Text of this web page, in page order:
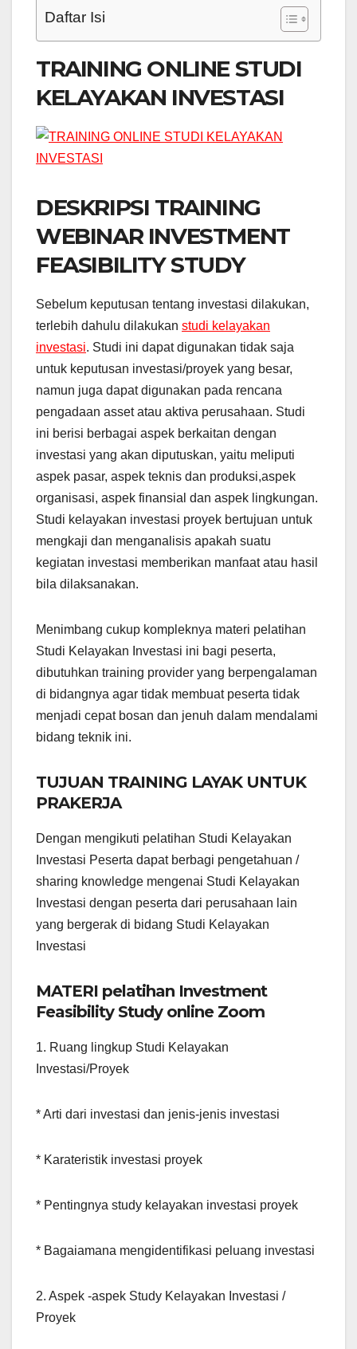
Daftar Isi
TRAINING ONLINE STUDI
KELAYAKAN INVESTASI
DESKRIPSI TRAINING
WEBINAR INVESTMENT
FEASIBILITY STUDY
Sebelum keputusan tentang investasi dilakukan,
terlebih dahulu dilakukan studi kelayakan
investasi. Studi ini dapat digunakan tidak saja
untuk keputusan investasi/proyek yang besar,
namun juga dapat digunakan pada rencana
pengadaan asset atau aktiva perusahaan. Studi
ini berisi berbagai aspek berkaitan dengan
investasi yang akan diputuskan, yaitu meliputi
aspek pasar, aspek teknis dan produksi,aspek
organisasi, aspek finansial dan aspek lingkungan.
Studi kelayakan investasi proyek bertujuan untuk
mengkaji dan menganalisis apakah suatu
kegiatan investasi memberikan manfaat atau hasil
bila dilaksanakan.
Menimbang cukup kompleknya materi pelatihan
Studi Kelayakan Investasi ini bagi peserta,
dibutuhkan training provider yang berpengalaman
di bidangnya agar tidak membuat peserta tidak
menjadi cepat bosan dan jenuh dalam mendalami
bidang teknik ini.
TUJUAN TRAINING LAYAK UNTUK
PRAKERJA
Dengan mengikuti pelatihan Studi Kelayakan
Investasi Peserta dapat berbagi pengetahuan /
sharing knowledge mengenai Studi Kelayakan
Investasi dengan peserta dari perusahaan lain
yang bergerak di bidang Studi Kelayakan
Investasi
MATERI pelatihan Investment
Feasibility Study online Zoom
1. Ruang lingkup Studi Kelayakan
Investasi/Proyek
* Arti dari investasi dan jenis-jenis investasi
* Karateristik investasi proyek
* Pentingnya study kelayakan investasi proyek
* Bagaiamana mengidentifikasi peluang investasi
2. Aspek -aspek Study Kelayakan Investasi /
Proyek